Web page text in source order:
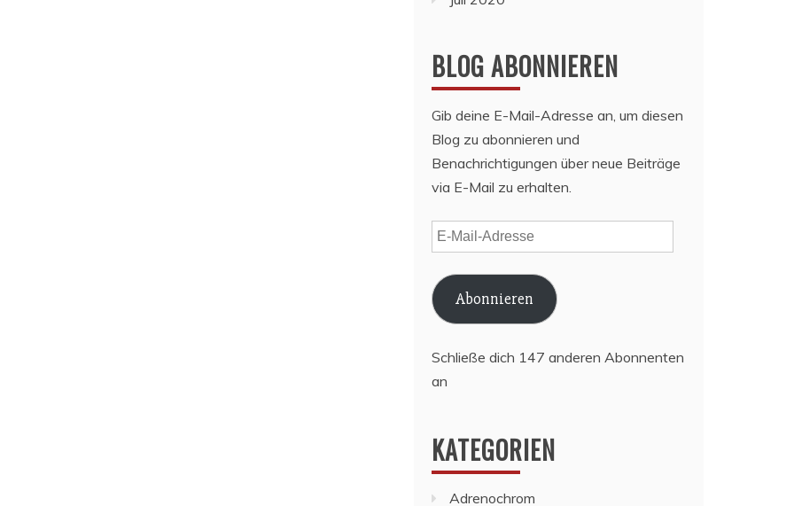
BLOG ABONNIEREN
Gib deine E-Mail-Adresse an, um diesen
Blog zu abonnieren und
Benachrichtigungen über neue Beiträge
via E-Mail zu erhalten.
E-
Mail-
Adresse
Abonnieren
Schließe dich 147 anderen Abonnenten
an
KATEGORIEN
Adrenochrom